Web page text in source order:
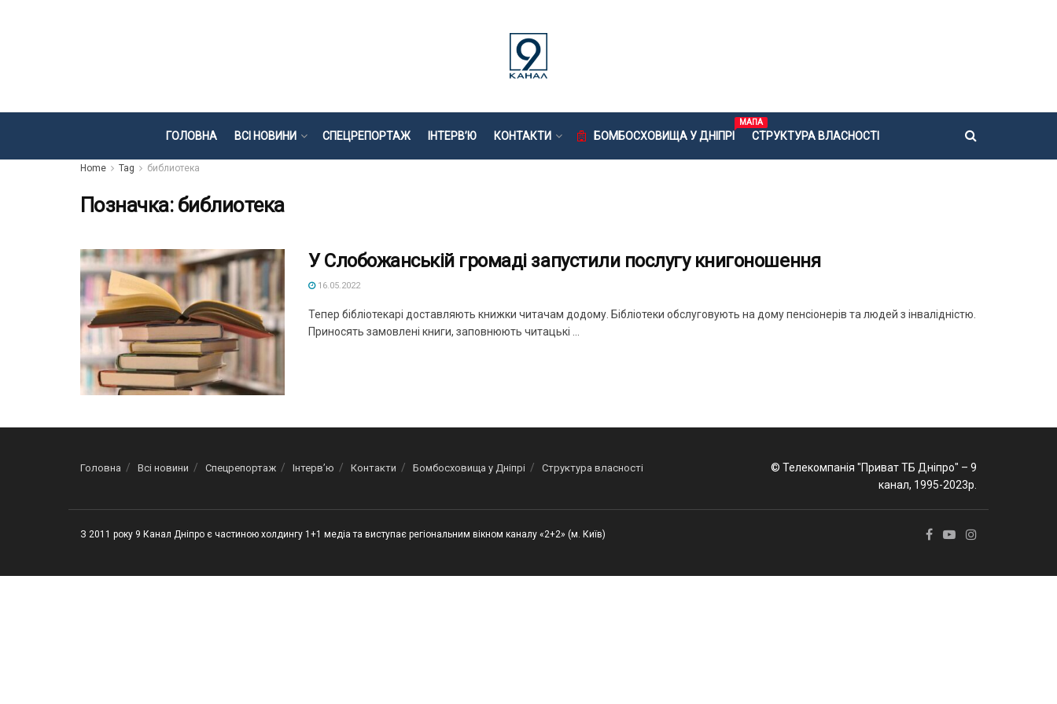
ГОЛОВНА ВСІ НОВИНИ СПЕЦРЕПОРТАЖ ІНТЕРВ’Ю КОНТАКТИ БОМБОСХОВИЩА У ДНІПРІ
МАПА
СТРУКТУРА ВЛАСНОСТІ
Home Tag библиотека
Позначка: библиотека
У Слобожанській громаді запустили послугу книгоношення
16.05.2022
Тепер бібліотекарі доставляють книжки читачам додому. Бібліотеки обслуговують на дому пенсіонерів та людей з інвалідністю.
Приносять замовлені книги, заповнюють читацькі ...
Головна Всі новини Спецрепортаж Інтерв’ю Контакти Бомбосховища у Дніпрі Структура власності
© Телекомпанія "Приват ТБ Дніпро" – 9
канал, 1995-2023р.
З 2011 року 9 Канал Дніпро є частиною холдингу 1+1 медіа та виступає регіональним вікном каналу «2+2» (м. Київ)